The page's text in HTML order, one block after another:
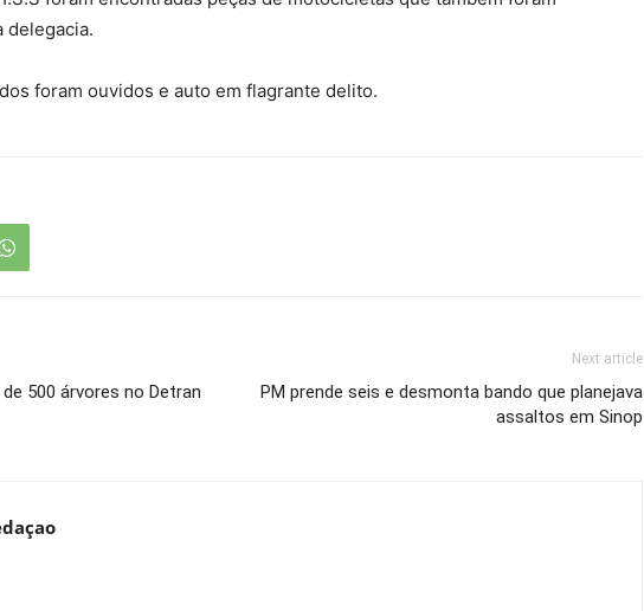
delegacia.
foram ouvidos e auto em flagrante delito.
500 árvores no Detran
Next article
PM prende seis e desmonta bando que planejava
assaltos em Sinop